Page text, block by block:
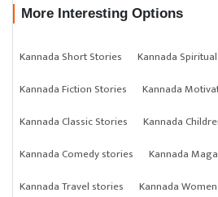
More Interesting Options
Kannada Short Stories
Kannada
Kannada Fiction Stories
Kannada
Kannada Classic Stories
Kannada
Kannada Comedy stories
Kannada
Kannada Travel stories
Kannada